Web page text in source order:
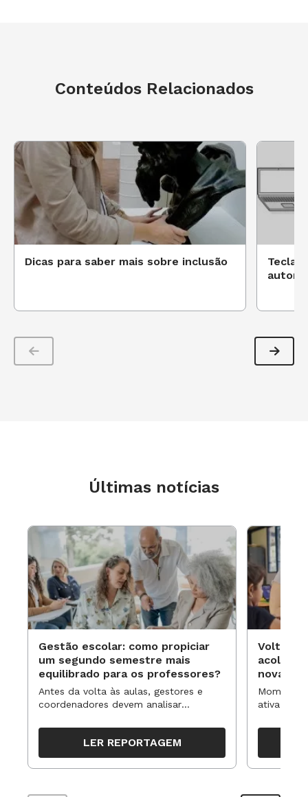
Conteúdos Relacionados
Dicas para saber mais sobre inclusão
Últimas notícias
Gestão escolar: como propiciar
um segundo semestre mais
equilibrado para os professores?
Antes da volta às aulas, gestores e
coordenadores devem analisar
organizar ações para orientar o
trabalho pedagógico ao longo do
período
LER REPORTAGEM
Volta às
novas
ativa
propostas